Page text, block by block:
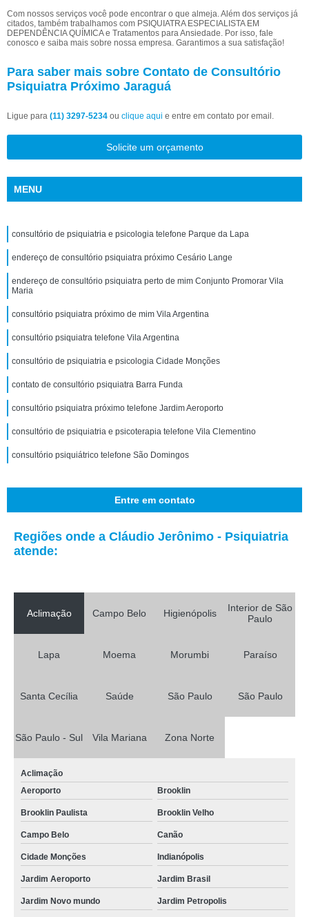
Com nossos serviços você pode encontrar o que almeja. Além dos serviços já
citados, também trabalhamos com PSIQUIATRA ESPECIALISTA EM
DEPENDÊNCIA QUÍMICA e Tratamentos para Ansiedade. Por isso, fale
conosco e saiba mais sobre nossa empresa. Garantimos a sua satisfação!
Para saber mais sobre Contato de Consultório
Psiquiatra Próximo Jaraguá
Ligue para (11) 3297-5234 ou clique aqui e entre em contato por email.
Solicite um orçamento
MENU
consultório de psiquiatria e psicologia telefone Parque da Lapa
endereço de consultório psiquiatra próximo Cesário Lange
endereço de consultório psiquiatra perto de mim Conjunto Promorar Vila
Maria
consultório psiquiatra próximo de mim Vila Argentina
consultório psiquiatra telefone Vila Argentina
consultório de psiquiatria e psicologia Cidade Monções
contato de consultório psiquiatra Barra Funda
consultório psiquiatra próximo telefone Jardim Aeroporto
consultório de psiquiatria e psicoterapia telefone Vila Clementino
consultório psiquiátrico telefone São Domingos
Entre em contato
Regiões onde a Cláudio Jerônimo - Psiquiatria
atende:
Aclimação Campo Belo Higienópolis
Interior de São
Paulo
Lapa Moema Morumbi Paraíso
Santa Cecília Saúde São Paulo São Paulo
São Paulo - Sul Vila Mariana Zona Norte
Aclimação
Aeroporto
Brooklin
Brooklin Paulista Brooklin Velho
Campo Belo Canão
Cidade Monções Indianópolis
Jardim Aeroporto Jardim Brasil
Jardim Novo mundo Jardim Petropolis